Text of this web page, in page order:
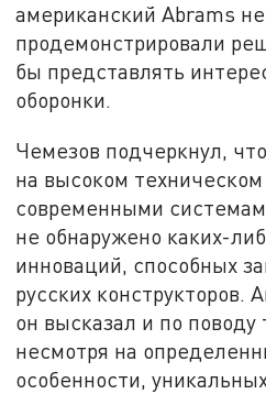
американский Abrams не
продемонстрировали
бы представлять
оборонки.
Чемезов подчеркнул,
на высоком
современными
не обнаружено каких-
инноваций, способных
русских конструкторов.
он высказал и по поводу
несмотря на
особенности,